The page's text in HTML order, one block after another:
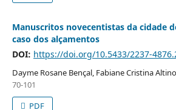
Manuscritos novecentistas da cidade
caso dos alçamentos
DOI: https://doi.org/10.5433/2237-
Dayme Rosane Bençal, Fabiane Cristina Altino
70-101
PDF